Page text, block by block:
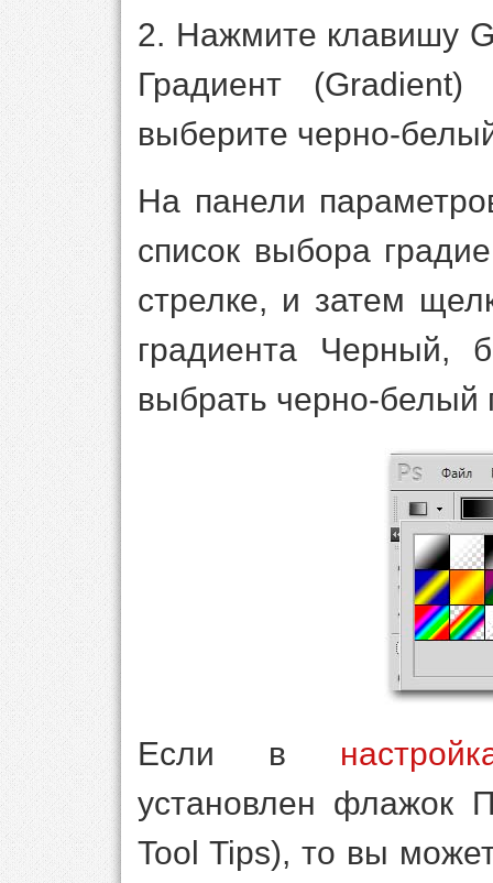
2. Нажмите клавишу
Градиент
выберите черно-
На панели
список выбора
стрелке, и затем
градиента Черный,
выбрать черно-белый
Если в
установлен флажок
Tool Tips), то вы